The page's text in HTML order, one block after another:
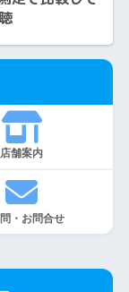
店舗案内
・お問合せ